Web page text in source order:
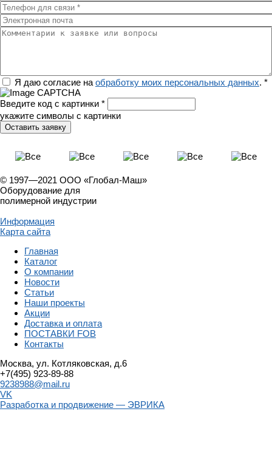
Телефон для связи
Электронная почта
Комментарии к заявке или вопросы
РегионЯ даю согласие наобработку моих персональных данных. *
Введите код с картинки *
укажите символы с картинки
© 1997—2021 ООО «Глобал-Маш»
Оборудование для
полимерной индустрии
Информация
Карта сайта
Главная
Каталог
О компании
Новости
Статьи
Наши проекты
Акции
Доставка и оплата
ПОСТАВКИ FOB
Контакты
Москва, ул. Котляковская, д.6
+7(495) 923-89-88
9238988@mail.ru
VK
Разработка и продвижение — ЭВРИКА